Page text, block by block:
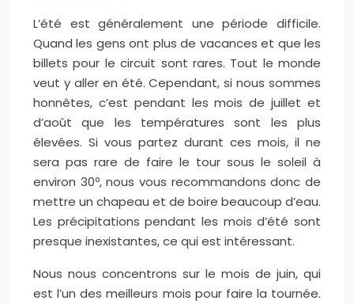
L’été est généralement une période difficile.
Quand les gens ont plus de vacances et que les
billets pour le circuit sont rares. Tout le monde
veut y aller en été. Cependant, si nous sommes
honnêtes, c’est pendant les mois de juillet et
d’août que les températures sont les plus
élevées. Si vous partez durant ces mois, il ne
sera pas rare de faire le tour sous le soleil à
environ 30º, nous vous recommandons donc de
mettre un chapeau et de boire beaucoup d’eau.
Les précipitations pendant les mois d’été sont
presque inexistantes, ce qui est intéressant.
Nous nous concentrons sur le mois de juin, qui
est l’un des meilleurs mois pour faire la tournée.